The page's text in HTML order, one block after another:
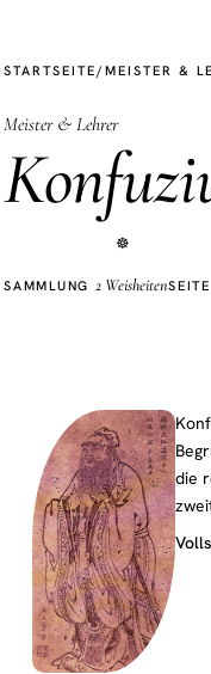
STARTSEITE/ MEISTER &
Meister & Lehrer
☸
SAMMLUNG 2 WeisheitenSEITE
die